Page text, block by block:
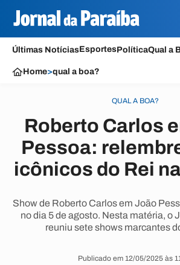
Últimas NotíciasEsportesPolíticaQual a
Home>qual a boa?
QUAL A BOA?
Roberto Carlos
Pessoa:
icônicos do Rei
Show de Roberto Carlos em João
no dia 5 de agosto. Nesta matéria, o
reuniu sete shows marcantes
Publicado em 12/05/2025 às